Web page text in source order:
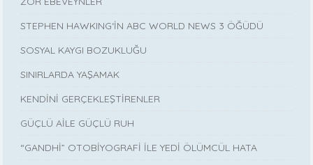
STEPHEN HAWKING‘İN ABC WORLD NEWS 3 ÖĞÜDÜ
SOSYAL KAYGI BOZUKLUĞU
SINIRLARDA YAŞAMAK
KENDİNİ GERÇEKLEŞTİRENLER
GÜÇLÜ AİLE GÜÇLÜ RUH
“GANDHİ” OTOBİYOGRAFİ İLE YEDİ ÖLÜMCÜL HATA